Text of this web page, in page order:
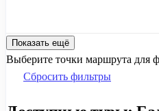
Показать ещё
Выберите точки маршрута для
Сбросить фильтры